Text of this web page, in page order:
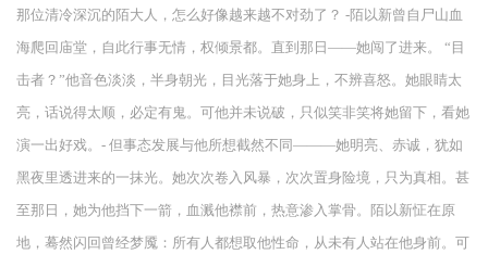
那位清冷深沉的陌大人，怎么好像越来越不对劲了？ -陌以新曾自尸山血
海爬回庙堂，自此行事无情，权倾景都。直到那日——她闯了进来。 “目
击者？”他音色淡淡，半身朝光，目光落于她身上，不辨喜怒。她眼睛太
亮，话说得太顺，必定有鬼。可他并未说破，只似笑非笑将她留下，看她
演一出好戏。- 但事态发展与他所想截然不同———她明亮、赤诚，犹如
黑夜里透进来的一抹光。她次次卷入风暴，次次置身险境，只为真相。甚
至那日，她为他挡下一箭，血溅他襟前，热意渗入掌骨。陌以新怔在原
地，蓦然闪回曾经梦魇：所有人都想取他性命，从未有人站在他身前。可